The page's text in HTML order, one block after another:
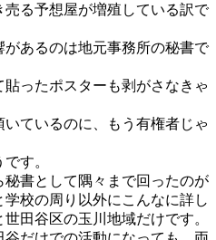
る予想屋が増殖している訳で
あるのは地元事務所の秘書で
ったポスターも剥がさなきゃ
ているのに、もう有権者じゃ
す。
書として隅々まで回ったのが
校の周り以外にこんなに詳し
田谷区の玉川地域だけです。